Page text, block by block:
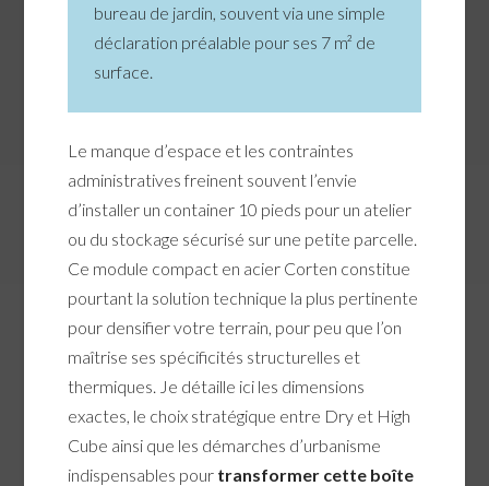
bureau de jardin, souvent via une simple
déclaration préalable pour ses 7 m² de
surface.
Le manque d’espace et les contraintes
administratives freinent souvent l’envie
d’installer un container 10 pieds pour un atelier
ou du stockage sécurisé sur une petite parcelle.
Ce module compact en acier Corten constitue
pourtant la solution technique la plus pertinente
pour densifier votre terrain, pour peu que l’on
maîtrise ses spécificités structurelles et
thermiques. Je détaille ici les dimensions
exactes, le choix stratégique entre Dry et High
Cube ainsi que les démarches d’urbanisme
indispensables pour transformer cette boîte